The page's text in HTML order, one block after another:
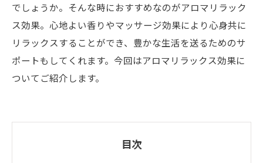
でしょうか。そんな時におすすめなのがアロマリラック
ス効果。心地よい香りやマッサージ効果により心身共に
リラックスすることができ、豊かな生活を送るためのサ
ポートもしてくれます。今回はアロマリラックス効果に
ついてご紹介します。
目次